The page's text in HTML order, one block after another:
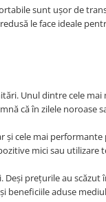
sunt ușor de
le face ideale
Unul dintre cele
că în zilele
și cele mai
mici sau utilizare
prețurile au
aduse